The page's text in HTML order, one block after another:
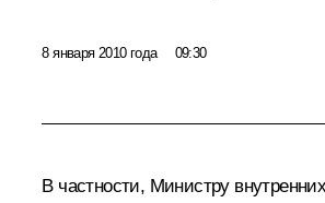
8 января 2010 года 09:30
В частности, Министру